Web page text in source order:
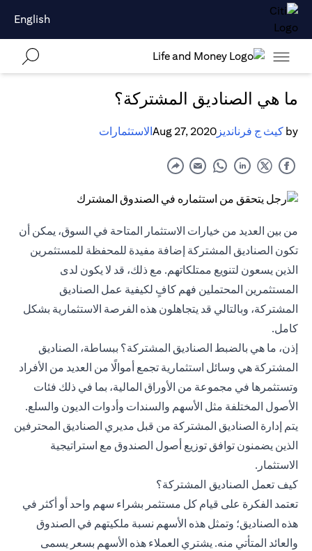
English
ما هي الصناديق المشتركة؟
by كيث ج فرنانديز Aug 27, 2020الاستثمارات
من بين العديد من خيارات الاستثمار المتاحة في السوق، يمكن أن
تكون الصناديق المشتركة إضافة مفيدة للمحفظة للمستثمرين
الذين يسعون لتنويع ممتلكاتهم. مع ذلك، قد لا يكون لدى
المستثمرين المحتملين فهم كافٍ لكيفية عمل الصناديق
المشتركة، وبالتالي قد يتجاهلون هذه الفرصة الاستثمارية بشكل
كامل.
إذن، ما هي بالضبط الصناديق المشتركة؟ ببساطة، الصناديق
المشتركة هي وسائل استثمارية تجمع أموالًا من العديد من الأفراد
وتستثمرها في مجموعة من الأوراق المالية، بما في ذلك فئات
الأصول المختلفة مثل الأسهم والسندات وأدوات الديون والسلع.
يتم إدارة الصناديق المشتركة من قبل مديري الصناديق المحترفين
الذين يضمنون توافق توزيع أصول الصندوق مع استراتيجية
الاستثمار.
كيف تعمل الصناديق المشتركة؟
تعتمد الفكرة على قيام كل مستثمر بشراء سهم واحد أو أكثر في
هذه الصناديق؛ وتمثل هذه الأسهم نسبة ملكيتهم في الصندوق
والعائد المتأتي منه. يشتري العملاء هذه الأسهم بسعر يسمى